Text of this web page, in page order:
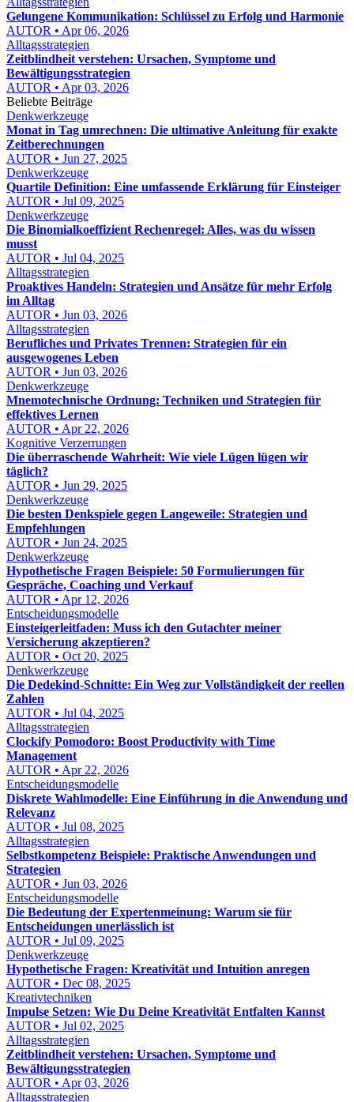
Gelungene Kommunikation: Schlüssel zu Erfolg und Harmonie
AUTOR • Apr 06, 2026
Alltagsstrategien
Zeitblindheit verstehen: Ursachen, Symptome und
Bewältigungsstrategien
AUTOR • Apr 03, 2026
Beliebte Beiträge
Denkwerkzeuge
Monat in Tag umrechnen: Die ultimative Anleitung für exakte
Zeitberechnungen
AUTOR • Jun 27, 2025
Denkwerkzeuge
Quartile Definition: Eine umfassende Erklärung für Einsteiger
AUTOR • Jul 09, 2025
Denkwerkzeuge
Die Binomialkoeffizient Rechenregel: Alles, was du wissen
musst
AUTOR • Jul 04, 2025
Alltagsstrategien
Proaktives Handeln: Strategien und Ansätze für mehr Erfolg
im Alltag
AUTOR • Jun 03, 2026
Alltagsstrategien
Berufliches und Privates Trennen: Strategien für ein
ausgewogenes Leben
AUTOR • Jun 03, 2026
Denkwerkzeuge
Mnemotechnische Ordnung: Techniken und Strategien für
effektives Lernen
AUTOR • Apr 22, 2026
Kognitive Verzerrungen
Die überraschende Wahrheit: Wie viele Lügen lügen wir
täglich?
AUTOR • Jun 29, 2025
Denkwerkzeuge
Die besten Denkspiele gegen Langeweile: Strategien und
Empfehlungen
AUTOR • Jun 24, 2025
Denkwerkzeuge
Hypothetische Fragen Beispiele: 50 Formulierungen für
Gespräche, Coaching und Verkauf
AUTOR • Apr 12, 2026
Entscheidungsmodelle
Einsteigerleitfaden: Muss ich den Gutachter meiner
Versicherung akzeptieren?
AUTOR • Oct 20, 2025
Denkwerkzeuge
Die Dedekind-Schnitte: Ein Weg zur Vollständigkeit der reellen
Zahlen
AUTOR • Jul 04, 2025
Alltagsstrategien
Clockify Pomodoro: Boost Productivity with Time
Management
AUTOR • Apr 22, 2026
Entscheidungsmodelle
Diskrete Wahlmodelle: Eine Einführung in die Anwendung und
Relevanz
AUTOR • Jul 08, 2025
Alltagsstrategien
Selbstkompetenz Beispiele: Praktische Anwendungen und
Strategien
AUTOR • Jun 03, 2026
Entscheidungsmodelle
Die Bedeutung der Expertenmeinung: Warum sie für
Entscheidungen unerlässlich ist
AUTOR • Jul 09, 2025
Denkwerkzeuge
Hypothetische Fragen: Kreativität und Intuition anregen
AUTOR • Dec 08, 2025
Kreativtechniken
Impulse Setzen: Wie Du Deine Kreativität Entfalten Kannst
AUTOR • Jul 02, 2025
Alltagsstrategien
Zeitblindheit verstehen: Ursachen, Symptome und
Bewältigungsstrategien
AUTOR • Apr 03, 2026
Alltagsstrategien